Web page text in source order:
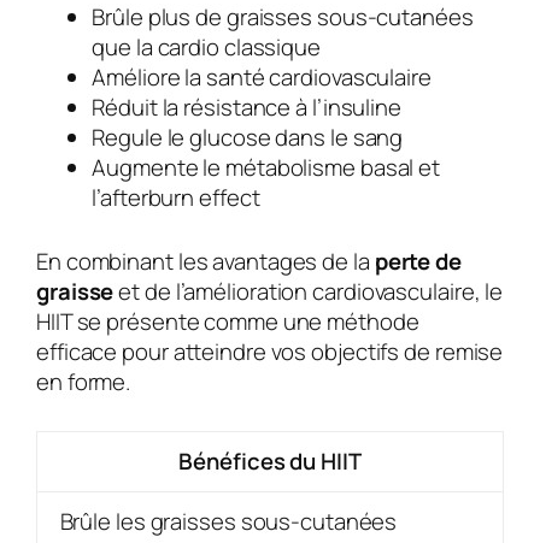
Brûle plus de graisses sous-cutanées
que la cardio classique
Améliore la santé cardiovasculaire
Réduit la résistance à l’insuline
Regule le glucose dans le sang
Augmente le métabolisme basal et
l’afterburn effect
En combinant les avantages de la perte de
graisseet de l’amélioration cardiovasculaire, le
HIIT se présente comme une méthode
efficace pour atteindre vos objectifs de remise
en forme.
Bénéfices du HIIT
Brûle les graisses sous-cutanées